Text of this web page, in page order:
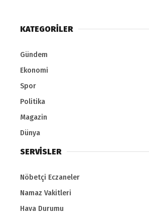
KATEGORİLER
Gündem
Ekonomi
Spor
Politika
Magazin
Dünya
SERVİSLER
Nöbetçi Eczaneler
Namaz Vakitleri
Hava Durumu